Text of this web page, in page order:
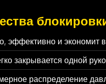
эффективно и экономит
закрывается одной
распределение